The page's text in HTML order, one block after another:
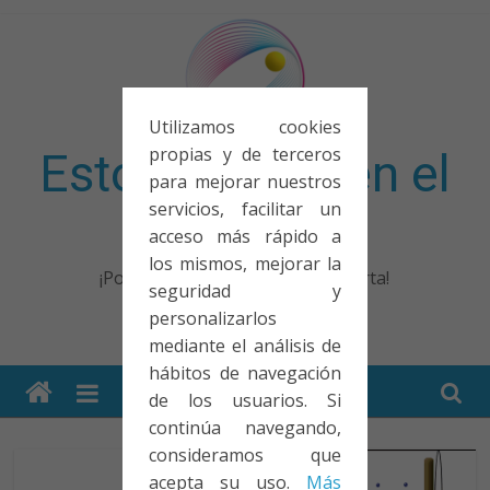
Utilizamos cookies
propias y de terceros
para mejorar nuestros
servicios, facilitar un
acceso más rápido a
los mismos, mejorar la
seguridad y
personalizarlos
mediante el análisis de
hábitos de navegación
de los usuarios. Si
continúa navegando,
consideramos que
acepta su uso. Más
Esto no entra en el
examen
¡Porque no solo el examen importa!